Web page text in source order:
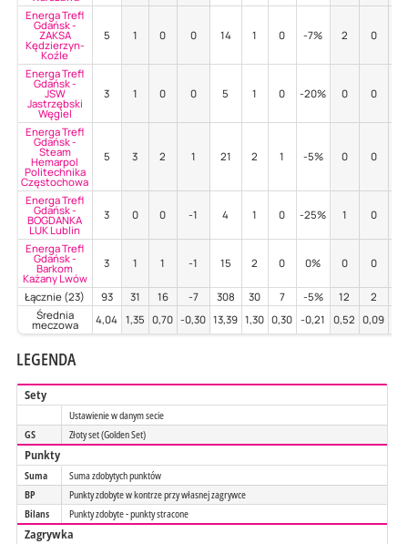
Energa Trefl
Gdańsk -
ZAKSA
Kędzierzyn-
Koźle
5 1 0 0 14 1 0 -7% 2 0
Energa Trefl
Gdańsk -
JSW
Jastrzębski
Węgiel
3 1 0 0 5 1 0 -20% 0 0
Energa Trefl
Gdańsk -
Steam
Hemarpol
Politechnika
Częstochowa
5 3 2 1 21 2 1 -5% 0 0
Energa Trefl
Gdańsk -
BOGDANKA
LUK Lublin
3 0 0 -1 4 1 0 -25% 1 0
Energa Trefl
Gdańsk -
Barkom
Każany Lwów
3 1 1 -1 15 2 0 0% 0 0
Łącznie (23) 93 31 16 -7 308 30 7 -5% 12 2
Średnia
meczowa 4,04 1,35 0,70 -0,30 13,39 1,30 0,30 -0,21 0,52 0,09
LEGENDA
Sety
Ustawienie w danym secie
GS
Złoty set (Golden Set)
Punkty
Suma
Suma zdobytych punktów
BP
Punkty zdobyte w kontrze przy własnej zagrywce
Bilans
Punkty zdobyte - punkty stracone
Zagrywka